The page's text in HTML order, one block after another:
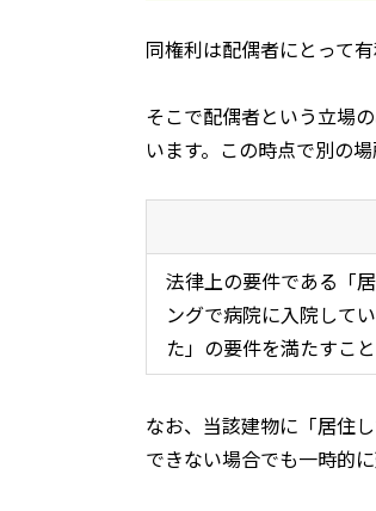
同権利は配偶者にとって
そこで配偶者という立場
います。この時点で別の
法律上の要件である「
ングで病院に入院して
た」の要件を満たすこ
なお、当該建物に「居住
できない場合でも一時的